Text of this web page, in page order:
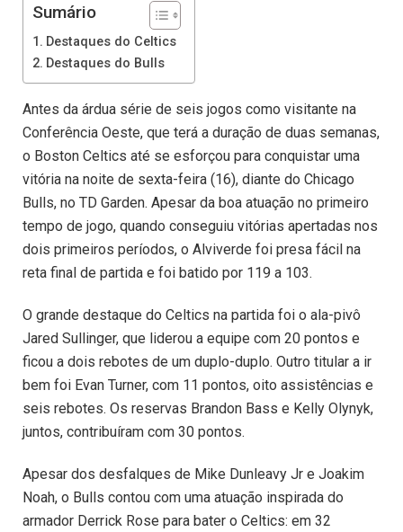
Sumário
Destaques do Celtics
Destaques do Bulls
Antes da árdua série de seis jogos como visitante na
Conferência Oeste, que terá a duração de duas semanas,
o Boston Celtics até se esforçou para conquistar uma
vitória na noite de sexta-feira (16), diante do Chicago
Bulls, no TD Garden. Apesar da boa atuação no primeiro
tempo de jogo, quando conseguiu vitórias apertadas nos
dois primeiros períodos, o Alviverde foi presa fácil na
reta final de partida e foi batido por 119 a 103.
O grande destaque do Celtics na partida foi o ala-pivô
Jared Sullinger, que liderou a equipe com 20 pontos e
ficou a dois rebotes de um duplo-duplo. Outro titular a ir
bem foi Evan Turner, com 11 pontos, oito assistências e
seis rebotes. Os reservas Brandon Bass e Kelly Olynyk,
juntos, contribuíram com 30 pontos.
Apesar dos desfalques de Mike Dunleavy Jr e Joakim
Noah, o Bulls contou com uma atuação inspirada do
armador Derrick Rose para bater o Celtics: em 32